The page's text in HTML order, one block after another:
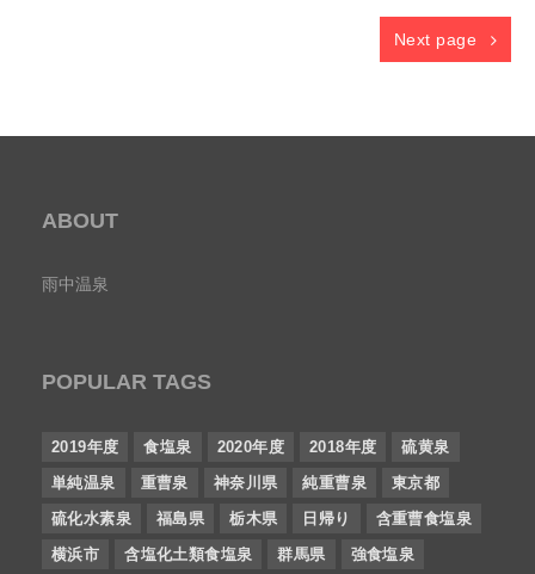
Next page
ABOUT
雨中温泉
POPULAR TAGS
2019年度 食塩泉 2020年度 2018年度
硫黄泉
単純温泉
重曹泉 神奈川県 純重曹泉
東京都
硫化水素泉
福島県 栃木県 日帰り
含重曹食塩泉
横浜市
含塩化土類食塩泉 群馬県 強食塩泉